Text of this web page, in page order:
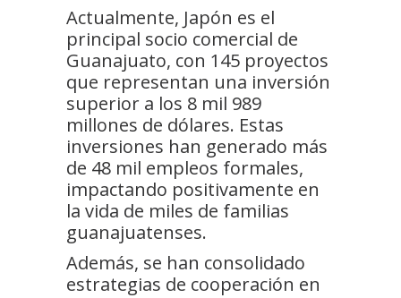
Actualmente, Japón es el
principal socio comercial de
Guanajuato, con 145 proyectos
que representan una inversión
superior a los 8 mil 989
millones de dólares. Estas
inversiones han generado más
de 48 mil empleos formales,
impactando positivamente en
la vida de miles de familias
guanajuatenses.
Además, se han consolidado
estrategias de cooperación en